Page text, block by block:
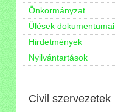
Önkormányzat
Ülések dokumentumai
Hirdetmények
Nyilvántartások
Civil szervezetek